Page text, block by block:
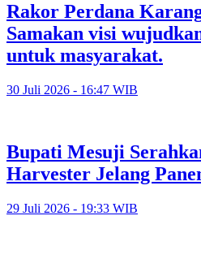
Rakor Perdana
Samakan visi
untuk masyarakat.
30 Juli 2026 - 16:47 WIB
Bupati Mesuji
Harvester Jelang
29 Juli 2026 - 19:33 WIB